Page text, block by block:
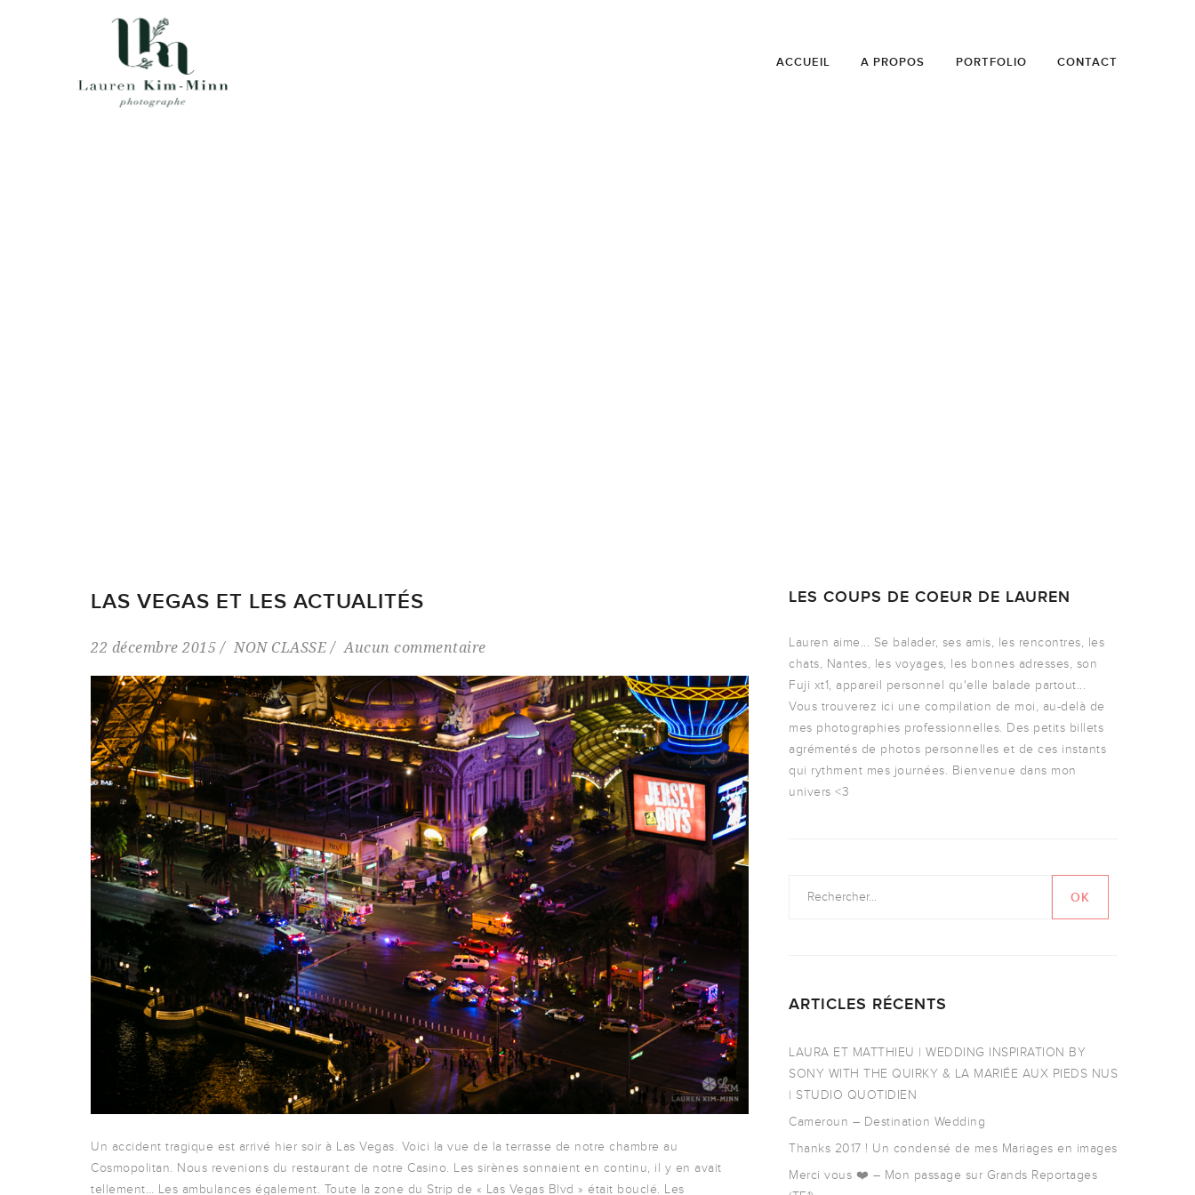
ACCUEIL A PROPOS PORTFOLIO CONTACT
LAS VEGAS ET LES ACTUALITÉS
22 décembre 2015 NON CLASSE Aucun commentaire
Un accident tragique est arrivé hier soir à Las Vegas. Voici la vue de la terrasse de notre chambre au
Cosmopolitan. Nous revenions du restaurant de notre Casino. Les sirènes sonnaient en continu, il y en avait
tellement… Les ambulances également. Toute la zone du Strip de « Las Vegas Blvd » était bouclé. Les
LES COUPS DE COEUR DE LAUREN
Lauren aime... Se balader, ses amis, les rencontres, les
chats, Nantes, les voyages, les bonnes adresses, son
Fuji xt1, appareil personnel qu'elle balade partout...
Vous trouverez ici une compilation de moi, au-delà de
mes photographies professionnelles. Des petits billets
agrémentés de photos personnelles et de ces instants
qui rythment mes journées. Bienvenue dans mon
univers <3
ARTICLES RÉCENTS
LAURA ET MATTHIEU | WEDDING INSPIRATION BY
SONY WITH THE QUIRKY & LA MARIÉE AUX PIEDS NUS
| STUDIO QUOTIDIEN
Cameroun – Destination Wedding
Thanks 2017 ! Un condensé de mes Mariages en images
Merci vous ❤️ – Mon passage sur Grands Reportages